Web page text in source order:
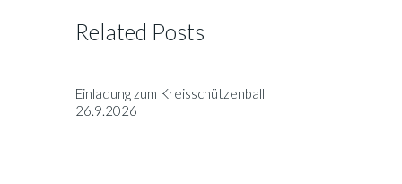
Related Posts
Einladung zum Kreisschützenball
26.9.2026